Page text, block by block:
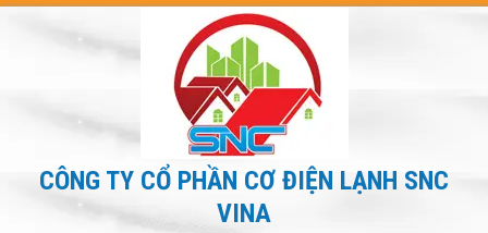
CÔNG TY CỔ PHẦN CƠ ĐIỆN LẠNH SNC
VINA